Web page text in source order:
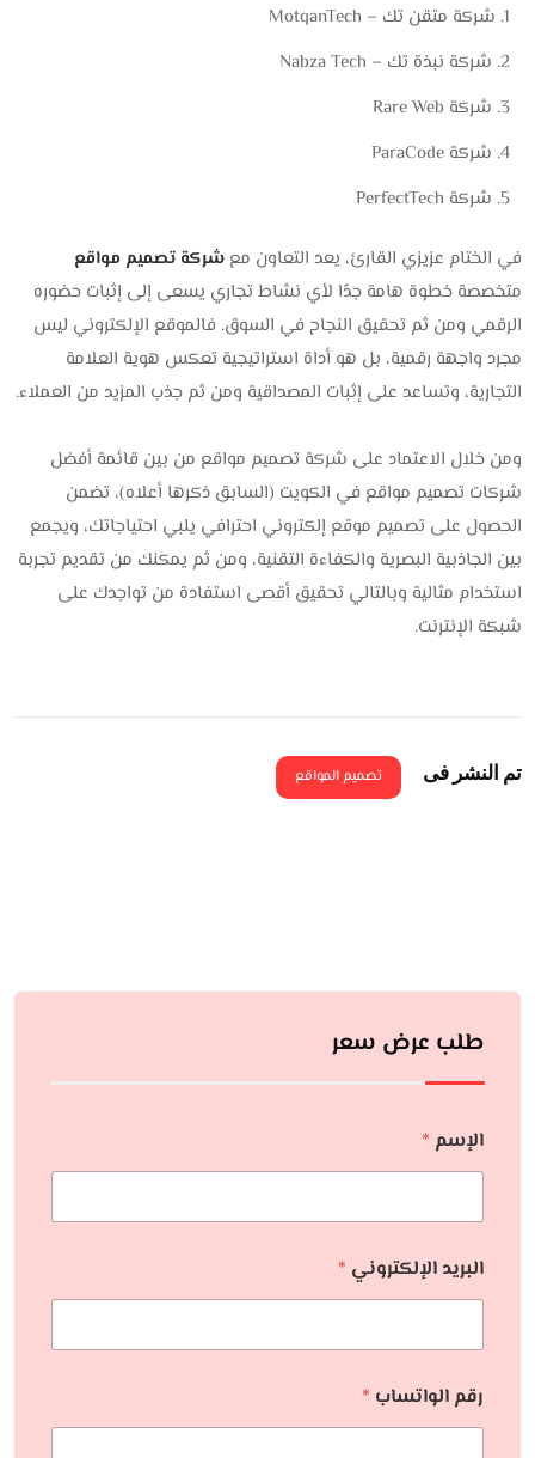
شركة متقن تك – MotqanTech
شركة نبذة تك – Nabza Tech
شركة Rare Web
شركة ParaCode
شركة PerfectTech
في الختام عزيزي القارئ، يعد التعاون معشركة تصميم مواقع
متخصصة خطوة هامة جدًا لأي نشاط تجاري يسعى إلى إثبات حضوره
الرقمي ومن ثم تحقيق النجاح في السوق. فالموقع الإلكتروني ليس
مجرد واجهة رقمية، بل هو أداة استراتيجية تعكس هوية العلامة
التجارية، وتساعد على إثبات المصداقية ومن ثم جذب المزيد من العملاء.
ومن خلال الاعتماد على شركة تصميم مواقع من بين قائمة أفضل
شركات تصميم مواقع في الكويت (السابق ذكرها أعلاه)، تضمن
الحصول على تصميم موقع إلكتروني احترافي يلبي احتياجاتك، ويجمع
بين الجاذبية البصرية والكفاءة التقنية، ومن ثم يمكنك من تقديم تجربة
استخدام مثالية وبالتالي تحقيق أقصى استفادة من تواجدك على
شبكة الإنترنت.
تم النشر فى تصميم المواقع
طلب عرض سعر
الإسم *
البريد الإلكتروني *
رقم الواتساب *